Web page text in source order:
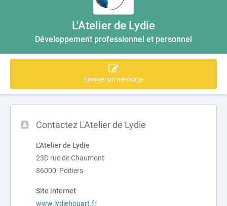
L'Atelier de Lydie
Développement professionnel et personnel
Envoyer un message
Contactez L'Atelier de Lydie
L'Atelier de Lydie
23D rue de Chaumont
86000 Poitiers
Site internet
www.lydiehouart.fr